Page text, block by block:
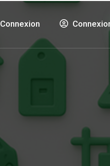
Connexion